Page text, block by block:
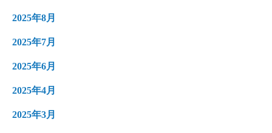
2025年8月
2025年7月
2025年6月
2025年4月
2025年3月